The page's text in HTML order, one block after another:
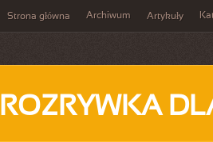
Strona główna Archiwum Artykuły
ROZRYWKA